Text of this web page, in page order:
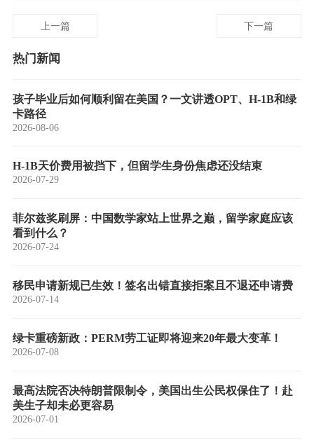
上一篇 下一篇
热门新闻
孩子毕业后如何顺利留在美国？一文讲透OPT、H-1B和绿
卡路径
2026-08-06
H-1B天价费用被挡下，但留学生身份焦虑还没结束
2026-07-29
菲尔兹奖刷屏：中国数学家站上世界之巅，留学家庭应该
看到什么？
2026-07-24
移民申请新规已生效！签名出错直接拒案且不退还申请费
2026-07-14
绿卡重磅新政：PERM劳工证即将迎来20年最大变革！
2026-07-08
最高法院否决特朗普限制令，美国出生公民权保住了！赴
美生子却未必更容易
2026-07-01